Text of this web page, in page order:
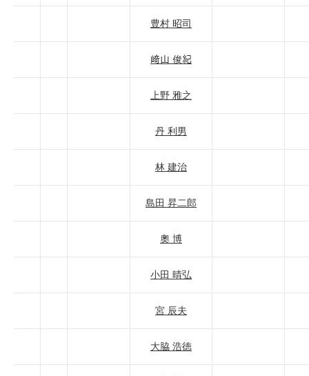
豊村 昭司
﨑山 俊紀
上野 雅之
丹 利男
林 建治
島田 昇二郎
奧 博
小田 晴弘
宮 辰夫
大脇 浩徳